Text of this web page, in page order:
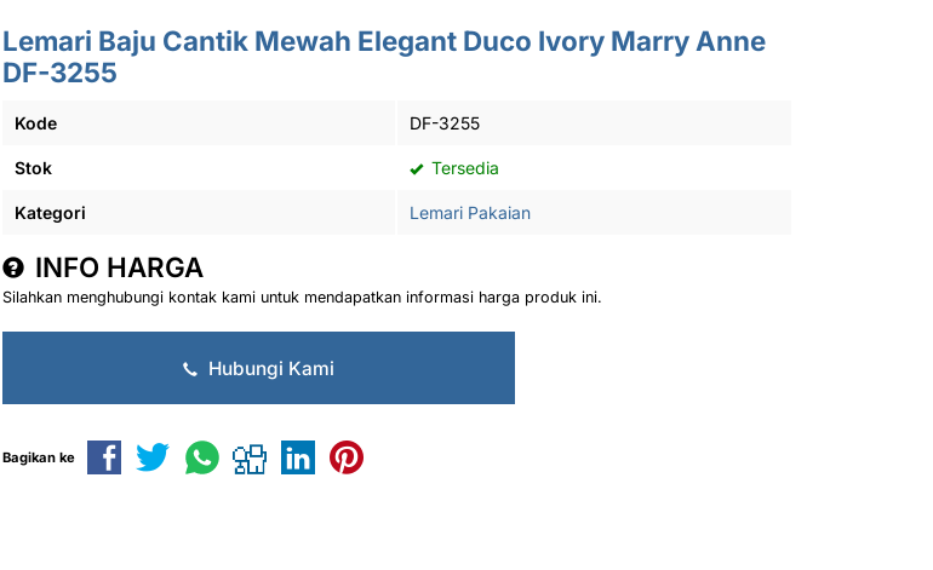
Lemari Baju Cantik Mewah Elegant Duco Ivory Marry Anne
DF-3255
Kode DF-3255
Stok Tersedia
Kategori Lemari Pakaian
INFO HARGA
Silahkan menghubungi kontak kami untuk mendapatkan informasi harga produk ini.
Hubungi Kami
Bagikan ke